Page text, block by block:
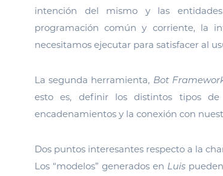
intención del mismo y las
programación común y corriente, la
necesitamos ejecutar para satisfacer al
La segunda herramienta, Bot
esto es, definir los distintos tipos de
encadenamientos y la conexión con
Dos puntos interesantes respecto a la
Los “modelos” generados en Luis